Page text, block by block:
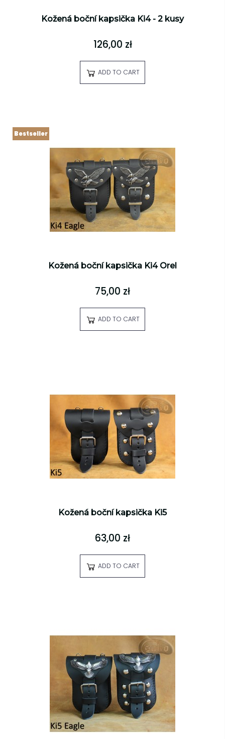
Kožená boční kapsička Ki4 - 2 kusy
126,00 zł
ADD TO CART
Kožená boční kapsička Ki4 Orel
75,00 zł
ADD TO CART
Bestseller
Kožená boční kapsička Ki5
63,00 zł
ADD TO CART